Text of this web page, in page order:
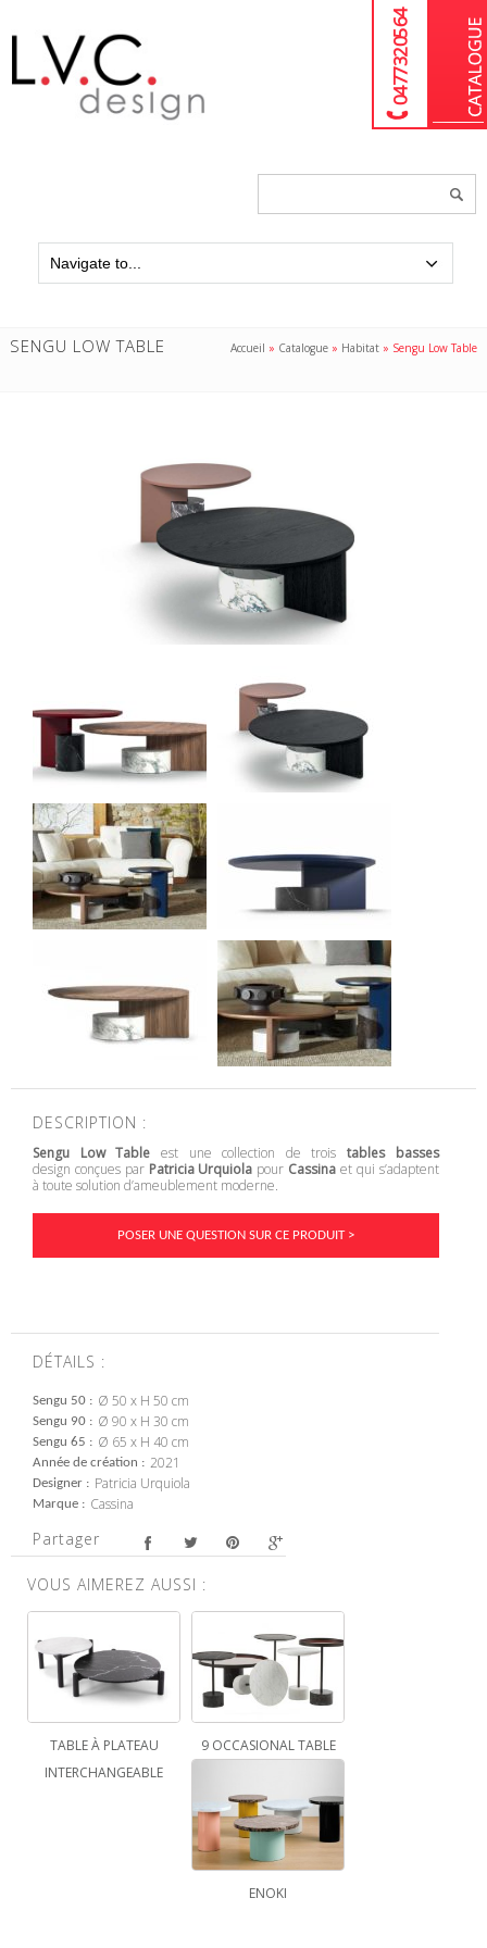
04 77 32 05 64
SENGU LOW TABLE Accueil » Catalogue » Habitat » Sengu Low Table
DESCRIPTION :
Sengu Low Table est une collection de troistables basses
design conçues par Patricia Urquiola pour Cassina et qui s’adaptent
à toute solution d’ameublement moderne.
POSER UNE QUESTION SUR CE PRODUIT >
DÉTAILS :
Sengu 50 Ø 50 x H 50 cm
Sengu 90 Ø 90 x H 30 cm
Sengu 65 Ø 65 x H 40 cm
Année de création 2021
Designer Patricia Urquiola
Marque Cassina
Partager
VOUS AIMEREZ AUSSI :
TABLE À PLATEAU
INTERCHANGEABLE
9 OCCASIONAL TABLE
ENOKI